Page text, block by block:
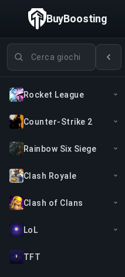
Cerca giochi
Rocket League
Counter-Strike 2
Rainbow Six Siege
Clash Royale
Clash of Clans
LoL
TFT
BuyBoosting